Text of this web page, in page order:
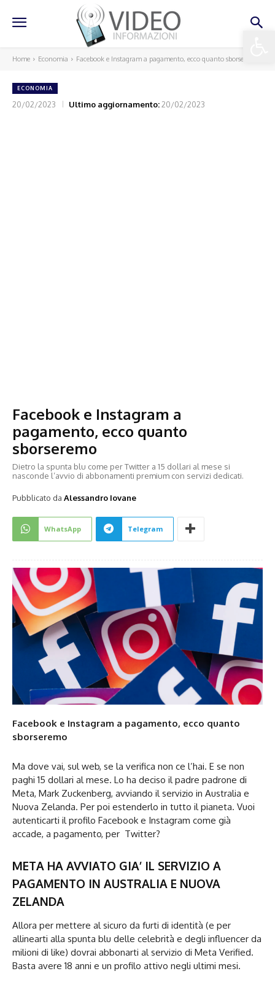
Home Economia Facebook e Instagram a pagamento, ecco quanto sborseremo
ECONOMIA
20/02/2023 Ultimo aggiornamento:20/02/2023
Facebook e Instagram a
pagamento, ecco quanto
sborseremo
Dietro la spunta blu come per Twitter a 15 dollari al mese si
nasconde l’avvio di abbonamenti premium con servizi dedicati.
Pubblicato da Alessandro Iovane
WhatsApp Telegram
Facebook e Instagram a pagamento, ecco quanto
sborseremo
Ma dove vai, sul web, se la verifica non ce l’hai. E se non
paghi 15 dollari al mese. Lo ha deciso il padre padrone di
Meta, Mark Zuckenberg, avviando il servizio in Australia e
Nuova Zelanda. Per poi estenderlo in tutto il pianeta. Vuoi
autenticarti il profilo Facebook e Instagram come già
accade, a pagamento, per Twitter?
META HA AVVIATO GIA’ IL SERVIZIO A
PAGAMENTO IN AUSTRALIA E NUOVA
ZELANDA
Allora per mettere al sicuro da furti di identità (e per
allinearti alla spunta blu delle celebrità e degli influencer da
milioni di like) dovrai abbonarti al servizio di Meta Verified.
Basta avere 18 anni e un profilo attivo negli ultimi mesi.